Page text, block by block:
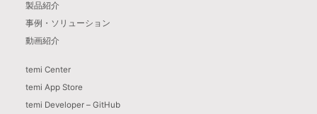
製品紹介
事例・ソリューション
動画紹介
temi Center
temi App Store
temi Developer – GitHub